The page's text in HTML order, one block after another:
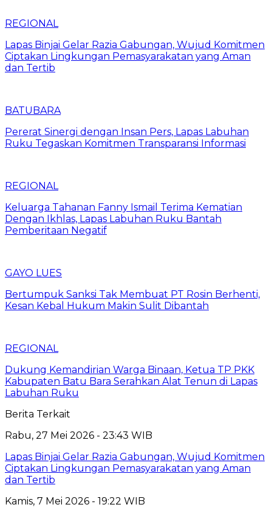
REGIONAL
Lapas Binjai Gelar Razia Gabungan, Wujud Komitmen
Ciptakan Lingkungan Pemasyarakatan yang Aman
dan Tertib
BATUBARA
Pererat Sinergi dengan Insan Pers, Lapas Labuhan
Ruku Tegaskan Komitmen Transparansi Informasi
REGIONAL
Keluarga Tahanan Fanny Ismail Terima Kematian
Dengan Ikhlas, Lapas Labuhan Ruku Bantah
Pemberitaan Negatif
GAYO LUES
Bertumpuk Sanksi Tak Membuat PT Rosin Berhenti,
Kesan Kebal Hukum Makin Sulit Dibantah
REGIONAL
Dukung Kemandirian Warga Binaan, Ketua TP PKK
Kabupaten Batu Bara Serahkan Alat Tenun di Lapas
Labuhan Ruku
Berita Terkait
Rabu, 27 Mei 2026 - 23:43 WIB
Lapas Binjai Gelar Razia Gabungan, Wujud Komitmen
Ciptakan Lingkungan Pemasyarakatan yang Aman
dan Tertib
Kamis, 7 Mei 2026 - 19:22 WIB